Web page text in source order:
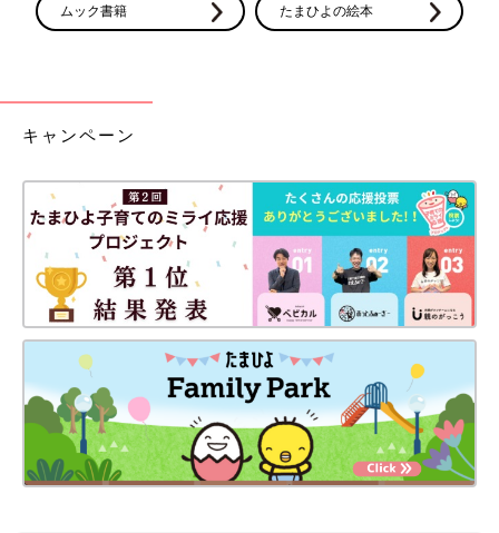
ムック書籍 たまひよの絵本
キャンペーン